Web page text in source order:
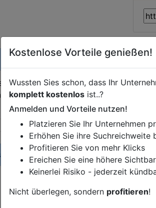
oder andere relevante
Gerne erweitern wir Ihren
von Ihren Wettbewerbern abheben.
4 in Hamburg
Kostenlose Vorteile genießen!
Wussten Sies schon, dass Ihr
komplett kostenlos ist..?
Anmelden und Vorteile nutzen!
Platzieren Sie Ihr Unternehmen
Erhöhen Sie ihre Suchreichweite
Profitieren Sie von mehr Klicks
Ereichen Sie eine höhere
Keinerlei Risiko - jederzeit
Nicht überlegen, sondern profitieren!